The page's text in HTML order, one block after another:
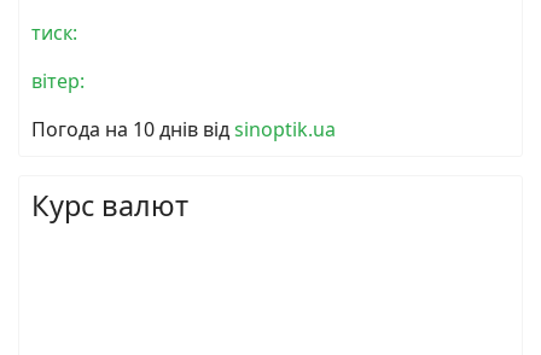
тиск:
вітер:
Погода на 10 днів відsinoptik.ua
Курс валют